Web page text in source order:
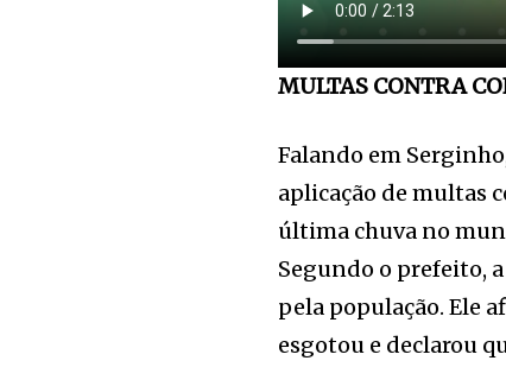
MULTAS CONTRA
Falando em
aplicação de multas
última chuva no
Segundo o prefeito,
pela população. Ele
esgotou e declarou